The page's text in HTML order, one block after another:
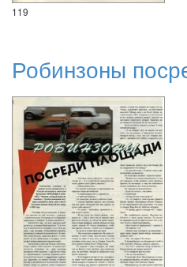
119
Робинзоны